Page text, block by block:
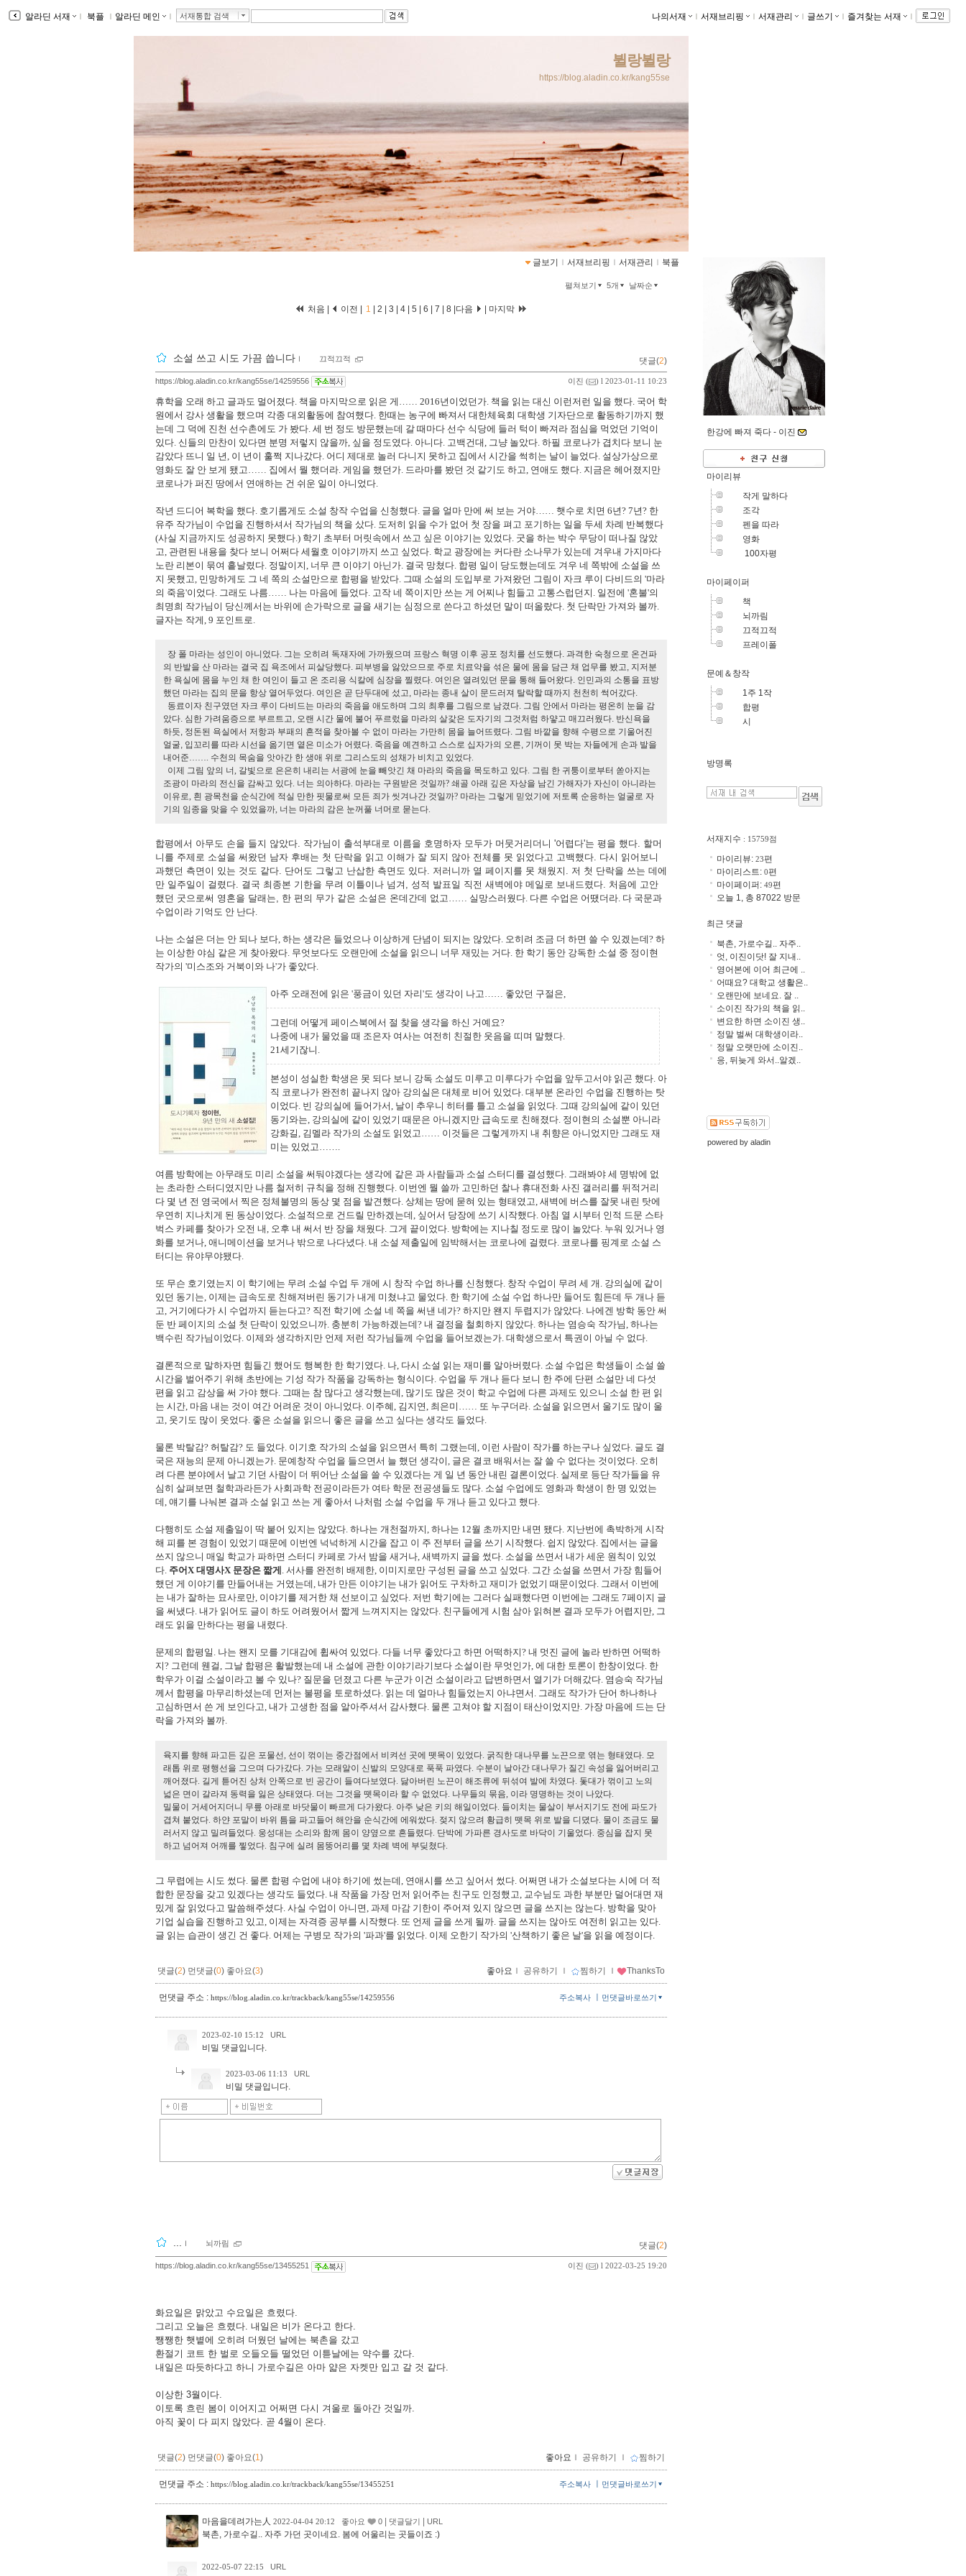
알라딘 서재 ｌ 북플 ｌ 알라딘 메인 ｌ 서재통합 검색 나의서재 ｌ 서재브리핑 ｌ 서재관리 ｌ 글쓰기 ｌ 즐겨찾는 서재 ｌ
뷜랑뷜랑
https://blog.aladin.co.kr/kang55se
글보기 ｌ 서재브리핑 ｌ 서재관리 ｌ 북플
펼쳐보기 5개 날짜순
처음 | 이전 | 1 2 3 4 5 6 7 8 다음 마지막
소설 쓰고 시도 가끔 씁니다 ｌ 끄적끄적 댓글(2)
이진 ( ) l 2023-01-11 10:23
https://blog.aladin.co.kr/kang55se/14259556
휴학을 오래 하고 글과도 멀어졌다. 책을 마지막으로 읽은 게 …… 2016년이었던가. 책을 읽는 대신 이런저런 일을 했다. 국어 학
원에서 강사 생활을 했으며 각종 대외활동에 참여했다. 한때는 농구에 빠져서 대한체육회 대학생 기자단으로 활동하기까지 했
는데 그 덕에 진천 선수촌에도 가 봤다. 세 번 정도 방문했는데 갈 때마다 선수 식당에 들러 턱이 빠져라 점심을 먹었던 기억이
있다. 신들의 만찬이 있다면 분명 저렇지 않을까, 싶을 정도였다. 아니다. 고백건대, 그냥 놀았다. 하필 코로나가 겹치다 보니 눈
감았다 뜨니 일 년, 이 년이 훌쩍 지나갔다. 어디 제대로 놀러 다니지 못하고 집에서 시간을 썩히는 날이 늘었다. 설상가상으로
영화도 잘 안 보게 됐고…… 집에서 뭘 했더라. 게임을 했던가. 드라마를 봤던 것 같기도 하고, 연애도 했다. 지금은 헤어졌지만
코로나가 퍼진 땅에서 연애하는 건 쉬운 일이 아니었다.
작년 드디어 복학을 했다. 호기롭게도 소설 창작 수업을 신청했다. 글을 얼마 만에 써 보는 거야…… 햇수로 치면 6년? 7년? 한
유주 작가님이 수업을 진행하셔서 작가님의 책을 샀다. 도저히 읽을 수가 없어 첫 장을 펴고 포기하는 일을 두세 차례 반복했다
(사실 지금까지도 성공하지 못했다.) 학기 초부터 머릿속에서 쓰고 싶은 이야기는 있었다. 굿을 하는 박수 무당이 떠나질 않았
고, 관련된 내용을 찾다 보니 어쩌다 세월호 이야기까지 쓰고 싶었다. 학교 광장에는 커다란 소나무가 있는데 겨우내 가지마다
노란 리본이 묶여 흩날렸다. 정말이지, 너무 큰 이야기 아닌가. 결국 망쳤다. 합평 일이 당도했는데도 겨우 네 쪽밖에 소설을 쓰
지 못했고, 민망하게도 그 네 쪽의 소설만으로 합평을 받았다. 그때 소설의 도입부로 가져왔던 그림이 자크 루이 다비드의 '마라
의 죽음'이었다. 그래도 나름…… 나는 마음에 들었다. 고작 네 쪽이지만 쓰는 게 어찌나 힘들고 고통스럽던지. 일전에 '혼불'의
최명희 작가님이 당신께서는 바위에 손가락으로 글을 새기는 심정으로 쓴다고 하셨던 말이 떠올랐다. 첫 단락만 가져와 볼까.
글자는 작게, 9 포인트로.
장 폴 마라는 성인이 아니었다. 그는 오히려 독재자에 가까웠으며 프랑스 혁명 이후 공포 정치를 선도했다. 과격한 숙청으로 온건파
의 반발을 산 마라는 결국 집 욕조에서 피살당했다. 피부병을 앓았으므로 주로 치료약을 섞은 물에 몸을 담근 채 업무를 봤고, 지저분
한 욕실에 몸을 누인 채 한 여인이 들고 온 조리용 식칼에 심장을 찔렸다. 여인은 열려있던 문을 통해 들어왔다. 인민과의 소통을 표방
했던 마라는 집의 문을 항상 열어두었다. 여인은 곧 단두대에 섰고, 마라는 종내 살이 문드러져 탈락할 때까지 천천히 썩어갔다.
동료이자 친구였던 자크 루이 다비드는 마라의 죽음을 애도하며 그의 최후를 그림으로 남겼다. 그림 안에서 마라는 평온히 눈을 감
았다. 심한 가려움증으로 부르트고, 오랜 시간 물에 불어 푸르렀을 마라의 살갗은 도자기의 그것처럼 하얗고 매끄러웠다. 반신욕을
하듯, 정돈된 욕실에서 저항과 부패의 흔적을 찾아볼 수 없이 마라는 가만히 몸을 늘어뜨렸다. 그림 바깥을 향해 수평으로 기울어진
얼굴, 입꼬리를 따라 시선을 옮기면 옅은 미소가 어렸다. 죽음을 예견하고 스스로 십자가의 오른, 기꺼이 못 박는 자들에게 손과 발을
내어준……. 수천의 목숨을 앗아간 한 생애 위로 그리스도의 성채가 비치고 있었다.
이제 그림 앞의 너, 갈빛으로 은은히 내리는 서광에 눈을 빼앗긴 채 마라의 죽음을 목도하고 있다. 그림 한 귀퉁이로부터 쏟아지는
조광이 마라의 전신을 감싸고 있다. 너는 의아하다. 마라는 구원받은 것일까? 쇄골 아래 깊은 자상을 남긴 가해자가 자신이 아니라는
이유로, 흰 광목천을 순식간에 적실 만한 핏물로써 모든 죄가 씻겨나간 것일까? 마라는 그렇게 믿었기에 저토록 순응하는 얼굴로 자
기의 임종을 맞을 수 있었을까, 너는 마라의 감은 눈꺼풀 너머로 묻는다.
합평에서 아무도 손을 들지 않았다. 작가님이 출석부대로 이름을 호명하자 모두가 머뭇거리더니 '어렵다'는 평을 했다. 할머
니를 주제로 소설을 써왔던 남자 후배는 첫 단락을 읽고 이해가 잘 되지 않아 전체를 못 읽었다고 고백했다. 다시 읽어보니
과했던 측면이 있는 것도 같다. 단어도 그렇고 난삽한 측면도 있다. 저러니까 열 페이지를 못 채웠지. 저 첫 단락을 쓰는 데에
만 일주일이 걸렸다. 결국 최종본 기한을 무려 이틀이나 넘겨, 성적 발표일 직전 새벽에야 메일로 보내드렸다. 처음에 고안
했던 굿으로써 영혼을 달래는, 한 편의 무가 같은 소설은 온데간데 없고…… 실망스러웠다. 다른 수업은 어땠더라. 다 국문과
수업이라 기억도 안 난다.
나는 소설은 더는 안 되나 보다, 하는 생각은 들었으나 이상하게 단념이 되지는 않았다. 오히려 조금 더 하면 쓸 수 있겠는데? 하
는 이상한 야심 같은 게 찾아왔다. 무엇보다도 오랜만에 소설을 읽으니 너무 재밌는 거다. 한 학기 동안 강독한 소설 중 정이현
작가의 '미스조와 거북이와 나'가 좋았다.
아주 오래전에 읽은 '풍금이 있던 자리'도 생각이 나고…… 좋았던 구절은,
그런데 어떻게 페이스북에서 절 찾을 생각을 하신 거예요?
나중에 내가 물었을 때 조은자 여사는 여전히 친절한 웃음을 띠며 말했다.
21세기잖니.
본성이 성실한 학생은 못 되다 보니 강독 소설도 미루고 미루다가 수업을 앞두고서야 읽곤 했다. 아
직 코로나가 완전히 끝나지 않아 강의실은 대체로 비어 있었다. 대부분 온라인 수업을 진행하는 탓
이었다. 빈 강의실에 들어가서, 날이 추우니 히터를 틀고 소설을 읽었다. 그때 강의실에 같이 있던
동기와는, 강의실에 같이 있었기 때문은 아니겠지만 급속도로 친해졌다. 정이현의 소설뿐 아니라
강화길, 김멜라 작가의 소설도 읽었고…… 이것들은 그렇게까지 내 취향은 아니었지만 그래도 재
미는 있었고…….
여름 방학에는 아무래도 미리 소설을 써둬야겠다는 생각에 같은 과 사람들과 소설 스터디를 결성했다. 그래봐야 세 명밖에 없
는 초라한 스터디였지만 나름 철저히 규칙을 정해 진행했다. 이번엔 뭘 쓸까 고민하던 찰나 휴대전화 사진 갤러리를 뒤적거리
다 몇 년 전 영국에서 찍은 정체불명의 동상 몇 점을 발견했다. 상체는 땅에 묻혀 있는 형태였고, 새벽에 버스를 잘못 내린 탓에
우연히 지나치게 된 동상이었다. 소설적으로 건드릴 만하겠는데, 싶어서 당장에 쓰기 시작했다. 아침 열 시부터 인적 드문 스타
벅스 카페를 찾아가 오전 내, 오후 내 써서 반 장을 채웠다. 그게 끝이었다. 방학에는 지나칠 정도로 많이 놀았다. 누워 있거나 영
화를 보거나, 애니메이션을 보거나 밖으로 나다녔다. 내 소설 제출일에 임박해서는 코로나에 걸렸다. 코로나를 핑계로 소설 스
터디는 유야무야됐다.
또 무슨 호기였는지 이 학기에는 무려 소설 수업 두 개에 시 창작 수업 하나를 신청했다. 창작 수업이 무려 세 개. 강의실에 같이
있던 동기는, 이제는 급속도로 친해져버린 동기가 내게 미쳤냐고 물었다. 한 학기에 소설 수업 하나만 들어도 힘든데 두 개나 듣
고, 거기에다가 시 수업까지 듣는다고? 직전 학기에 소설 네 쪽을 써낸 네가? 하지만 왠지 두렵지가 않았다. 나에겐 방학 동안 써
둔 반 페이지의 소설 첫 단락이 있었으니까. 충분히 가능하겠는데? 내 결정을 철회하지 않았다. 하나는 염승숙 작가님, 하나는
백수린 작가님이었다. 이제와 생각하지만 언제 저런 작가님들께 수업을 들어보겠는가. 대학생으로서 특권이 아닐 수 없다.
결론적으로 말하자면 힘들긴 했어도 행복한 한 학기였다. 나, 다시 소설 읽는 재미를 알아버렸다. 소설 수업은 학생들이 소설 쓸
시간을 벌어주기 위해 초반에는 기성 작가 작품을 강독하는 형식이다. 수업을 두 개나 듣다 보니 한 주에 단편 소설만 네 다섯
편을 읽고 감상을 써 가야 했다. 그때는 참 많다고 생각했는데, 많기도 많은 것이 학교 수업에 다른 과제도 있으니 소설 한 편 읽
는 시간, 마음 내는 것이 여간 어려운 것이 아니었다. 이주혜, 김지연, 최은미 …… 또 누구더라. 소설을 읽으면서 울기도 많이 울
고, 웃기도 많이 웃었다. 좋은 소설을 읽으니 좋은 글을 쓰고 싶다는 생각도 들었다.
물론 박탈감? 허탈감? 도 들었다. 이기호 작가의 소설을 읽으면서 특히 그랬는데, 이런 사람이 작가를 하는구나 싶었다. 글도 결
국은 재능의 문제 아니겠는가. 문예창작 수업을 들으면서 늘 했던 생각이, 글은 결코 배워서는 잘 쓸 수 없다는 것이었다. 오히
려 다른 분야에서 날고 기던 사람이 더 뛰어난 소설을 쓸 수 있겠다는 게 일 년 동안 내린 결론이었다. 실제로 등단 작가들을 유
심히 살펴보면 철학과라든가 사회과학 전공이라든가 여타 학문 전공생들도 많다. 소설 수업에도 영화과 학생이 한 명 있었는
데, 얘기를 나눠본 결과 소설 읽고 쓰는 게 좋아서 나처럼 소설 수업을 두 개나 듣고 있다고 했다.
다행히도 소설 제출일이 딱 붙어 있지는 않았다. 하나는 개천절까지, 하나는 12월 초까지만 내면 됐다. 지난번에 촉박하게 시작
해 피를 본 경험이 있었기 때문에 이번엔 넉넉하게 시간을 잡고 이 주 전부터 글을 쓰기 시작했다. 쉽지 않았다. 집에서는 글을
쓰지 않으니 매일 학교가 파하면 스터디 카페로 가서 밤을 새거나, 새벽까지 글을 썼다. 소설을 쓰면서 내가 세운 원칙이 있었
다. 주어X 대명사X 문장은 짧게 . 서사를 완전히 배제한, 이미지로만 구성된 글을 쓰고 싶었다. 그간 소설을 쓰면서 가장 힘들어
했던 게 이야기를 만들어내는 거였는데, 내가 만든 이야기는 내가 읽어도 구차하고 재미가 없었기 때문이었다. 그래서 이번에
는 내가 잘하는 묘사로만, 이야기를 제거한 채 선보이고 싶었다. 저번 학기에는 그러다 실패했다면 이번에는 그래도 7페이지 글
을 써냈다. 내가 읽어도 글이 하도 어려웠어서 짧게 느껴지지는 않았다. 친구들에게 시험 삼아 읽혀본 결과 모두가 어렵지만, 그
래도 읽을 만하다는 평을 내렸다.
문제의 합평일. 나는 왠지 모를 기대감에 휩싸여 있었다. 다들 너무 좋았다고 하면 어떡하지? 내 멋진 글에 놀라 반하면 어떡하
지? 그런데 웬걸, 그날 합평은 활발했는데 내 소설에 관한 이야기라기보다 소설이란 무엇인가, 에 대한 토론이 한창이었다. 한
학우가 이걸 소설이라고 볼 수 있나? 질문을 던졌고 다른 누군가 이건 소설이라고 답변하면서 열기가 더해갔다. 염승숙 작가님
께서 합평을 마무리하셨는데 먼저는 불평을 토로하셨다. 읽는 데 얼마나 힘들었는지 아냐면서. 그래도 작가가 단어 하나하나
고심하면서 쓴 게 보인다고, 내가 고생한 점을 알아주셔서 감사했다. 물론 고쳐야 할 지점이 태산이었지만. 가장 마음에 드는 단
락을 가져와 볼까.
육지를 향해 파고든 깊은 포물선, 선이 꺾이는 중간점에서 비켜선 곳에 뗏목이 있었다. 굵직한 대나무를 노끈으로 엮는 형태였다. 모
래톱 위로 평행선을 그으며 다가갔다. 가는 모래알이 신발의 모양대로 푹푹 파였다. 수분이 날아간 대나무가 질긴 속성을 잃어버리고
깨어졌다. 길게 튿어진 상처 안쪽으로 빈 공간이 들여다보였다. 닳아버린 노끈이 해조류에 뒤섞여 발에 차였다. 돛대가 꺾이고 노의
넓은 면이 갈라져 동력을 잃은 상태였다. 더는 그것을 뗏목이라 할 수 없었다. 나무들의 묶음, 이라 명명하는 것이 나았다.
밀물이 거세어지더니 무릎 아래로 바닷물이 빠르게 다가왔다. 아주 낮은 키의 해일이었다. 들이치는 물살이 부서지기도 전에 파도가
겹쳐 붙었다. 하얀 포말이 바위 틈을 파고들어 해안을 순식간에 에워쌌다. 젖지 않으려 황급히 뗏목 위로 발을 디뎠다. 물이 조금도 물
러서지 않고 밀려들었다. 웅성대는 소리와 함께 몸이 양옆으로 흔들렸다. 단박에 가파른 경사도로 바닥이 기울었다. 중심을 잡지 못
하고 넘어져 어깨를 찧었다. 침구에 실려 몸뚱어리를 몇 차례 벽에 부딪쳤다.
그 무렵에는 시도 썼다. 물론 합평 수업에 내야 하기에 썼는데, 연애시를 쓰고 싶어서 썼다. 어쩌면 내가 소설보다는 시에 더 적
합한 문장을 갖고 있겠다는 생각도 들었다. 내 작품을 가장 먼저 읽어주는 친구도 인정했고, 교수님도 과한 부분만 덜어대면 재
밌게 잘 읽었다고 말씀해주셨다. 사실 수업이 아니면, 과제 마감 기한이 주어져 있지 않으면 글을 쓰지는 않는다. 방학을 맞아
기업 실습을 진행하고 있고, 이제는 자격증 공부를 시작했다. 또 언제 글을 쓰게 될까. 글을 쓰지는 않아도 여전히 읽고는 있다.
글 읽는 습관이 생긴 건 좋다. 어제는 구병모 작가의 '파과'를 읽었다. 이제 오한기 작가의 '산책하기 좋은 날'을 읽을 예정이다.
댓글(2) 먼댓글(0) 좋아요(3) 좋아요 ｌ 공유하기 ｌ 찜하기 ｌ ThanksTo
먼댓글 주소 : https://blog.aladin.co.kr/trackback/kang55se/14259556 먼댓글바로쓰기
주소복사
2023-02-10 15:12 URL
비밀 댓글입니다.
2023-03-06 11:13 URL
비밀 댓글입니다.
... ｌ 뇌까림 댓글(2)
이진 ( ) l 2022-03-25 19:20
https://blog.aladin.co.kr/kang55se/13455251
화요일은 맑았고 수요일은 흐렸다.
그리고 오늘은 흐렸다. 내일은 비가 온다고 한다.
쨍쨍한 햇볕에 오히려 더웠던 날에는 북촌을 갔고
환절기 코트 한 벌로 오들오들 떨었던 이튿날에는 약수를 갔다.
내일은 따듯하다고 하니 가로수길은 아마 얇은 자켓만 입고 갈 것 같다.
이상한 3월이다.
이토록 흐린 봄이 이어지고 어쩌면 다시 겨울로 돌아간 것일까.
아직 꽃이 다 피지 않았다. 곧 4월이 온다.
댓글(2) 먼댓글(0) 좋아요(1) 좋아요 ｌ 공유하기 ｌ 찜하기
먼댓글 주소 : https://blog.aladin.co.kr/trackback/kang55se/13455251 먼댓글바로쓰기
주소복사
마음을데려가는人 2022-04-04 20:12 좋아요 0 댓글달기 URL
북촌, 가로수길.. 자주 가던 곳이네요. 봄에 어울리는 곳들이죠 :)
2022-05-07 22:15 URL
한강에 빠져 죽다 - 이진
마이리뷰
작게 말하다
조각
펜을 따라
영화
100자평
마이페이퍼
책
뇌까림
끄적끄적
프레이폴
문예＆창작
1주 1작
합평
시
방명록
서재지수 : 15759점
마이리뷰: 23편
마이리스트: 0편
마이페이퍼: 49편
오늘 1, 총 87022 방문
최근 댓글
북촌, 가로수길.. 자주..
엇, 이진이닷! 잘 지내..
영어본에 이어 최근에 ..
어때요? 대학교 생활은..
오랜만에 보네요. 잘 ..
소이진 작가의 책을 읽..
변요한 하면 소이진 생..
정말 벌써 대학생이라..
정말 오랫만에 소이진..
응, 뒤늦게 와서..알겠..
powered by aladin